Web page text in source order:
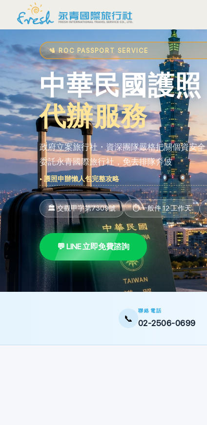
🛂 ROC PASSPORT SERVICE
中華民國護照
代辦服務
政府立案旅行社・資深團隊嚴格把關個資安全
委託永青國際旅行社，免去排隊奔波
▸ 護照申辦懶人包完整攻略
🏛 交觀甲字第7309號 ⏱ 一般件 12 工作天
💬 LINE 立即免費諮詢
📞
聯絡電話
02-2506-0699